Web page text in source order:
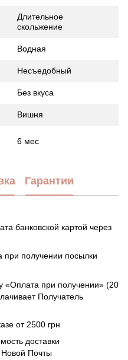
Длительное
скольжение
Водная
Несъедобный
Без вкуса
Вишня
6 мес
Гарантии
банковской картой через
получении посылки
«Оплата при получении» (20
Получатель
от 2500 грн
доставки
Новой Почты